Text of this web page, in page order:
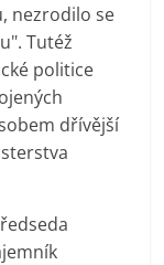
nezrodilo se
Tutéž
politice
dřívější